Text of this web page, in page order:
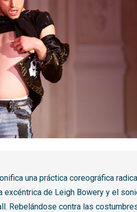
una práctica coreográfica
excéntrica de Leigh Bowery y el
Rebelándose contra las